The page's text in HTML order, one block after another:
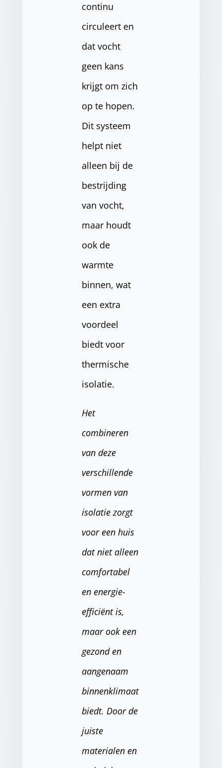
continu
circuleert en
dat vocht
geen kans
krijgt om zich
op te hopen.
Dit systeem
helpt niet
alleen bij de
bestrijding
van vocht,
maar houdt
ook de
warmte
binnen, wat
een extra
voordeel
biedt voor
thermische
isolatie.
Het
combineren
van deze
verschillende
vormen van
isolatie zorgt
voor een huis
dat niet alleen
comfortabel
en energie-
efficiënt is,
maar ook een
gezond en
aangenaam
binnenklimaat
biedt. Door de
juiste
materialen en